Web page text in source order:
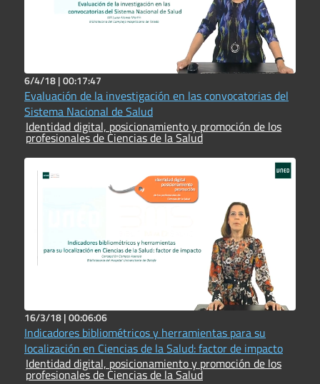
6/4/18 |00:17:47
Evaluación de la investigación en las convocatorias del
Sistema Nacional de Salud
Identidad digital, posicionamiento y promoción de los
profesionales de Ciencias de la Salud
16/3/18 |00:06:06
Indicadores bibliométricos y herramientas para su
localización en Ciencias de la Salud: factor de impacto
Identidad digital, posicionamiento y promoción de los
profesionales de Ciencias de la Salud